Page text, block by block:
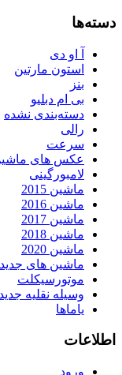
دسته‌ها
آ او دی
استون مارتین
بنز
بی ام دبلیو
دسته‌بندی نشده
رالی
سرعت
عکس های
لامبورگینی
ماشین 2015
ماشین 2016
ماشین 2017
ماشین 2018
ماشین 2020
ماشین های جدید
موتورسیکلت
وسیله نقلیه جدید
یاماها
اطلاعات
ورود